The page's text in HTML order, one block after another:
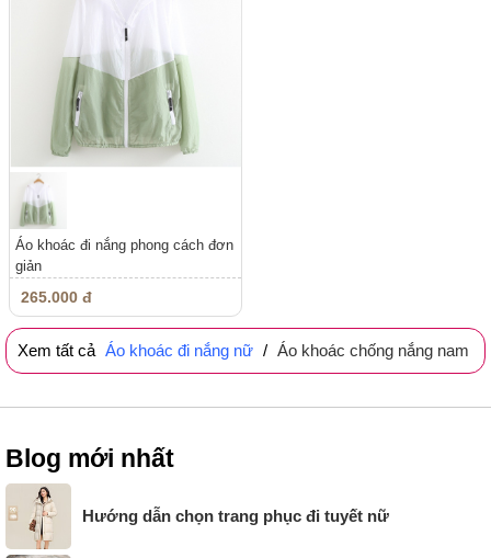
Áo khoác đi nắng phong cách đơn
giản
265.000 đ
Xem tất cả Áo khoác đi nắng nữ / Áo khoác chống nắng nam
Blog mới nhất
Hướng dẫn chọn trang phục đi tuyết nữ